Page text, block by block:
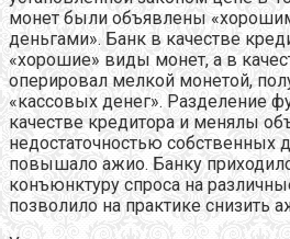
монет были объявлены
деньгами». Банк в качестве
«хорошие» виды монет, а в
оперировал мелкой монетой,
«кассовых денег». Разделение
качестве кредитора и менялы
недостаточностью собственных
повышало ажио. Банку
конъюнктуру спроса на
позволило на практике снизить